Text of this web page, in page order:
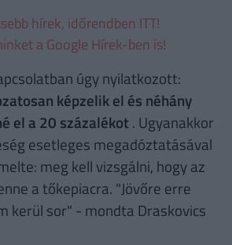
hírek, időrendben ITT!
a Google Hírek-ben is!
úgy nyilatkozott:
képzelik el és néhány
el a 20 százalékot. Ugyanakkor
esetleges megadóztatásával
meg kell vizsgálni, hogy az
a tőkepiacra. "Jövőre erre
kerül sor" - mondta Draskovics